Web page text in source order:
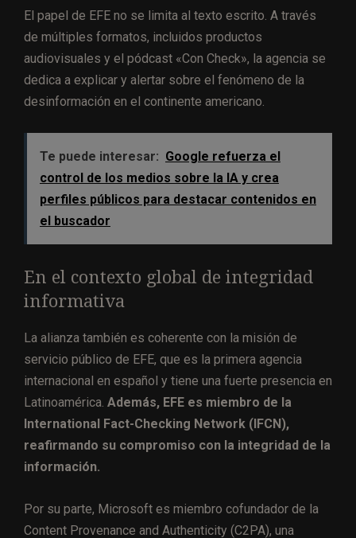
El papel de EFE no se limita al texto escrito. A través
de múltiples formatos, incluidos productos
audiovisuales y el pódcast «Con Check», la agencia se
dedica a explicar y alertar sobre el fenómeno de la
desinformación en el continente americano.
Te puede interesar: Google refuerza el
control de los medios sobre la IA y crea
perfiles públicos para destacar contenidos en
el buscador
En el contexto global de integridad
informativa
La alianza también es coherente con la misión de
servicio público de EFE, que es la primera agencia
internacional en español y tiene una fuerte presencia en
Latinoamérica. Además, EFE es miembro de la
International Fact-Checking Network (IFCN),
reafirmando su compromiso con la integridad de la
información.
Por su parte, Microsoft es miembro cofundador de la
Content Provenance and Authenticity (C2PA), una